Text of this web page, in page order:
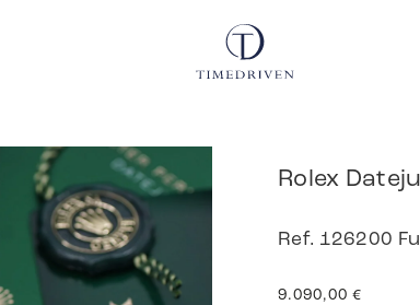
Rolex
Ref. 126200
9.090,00 €